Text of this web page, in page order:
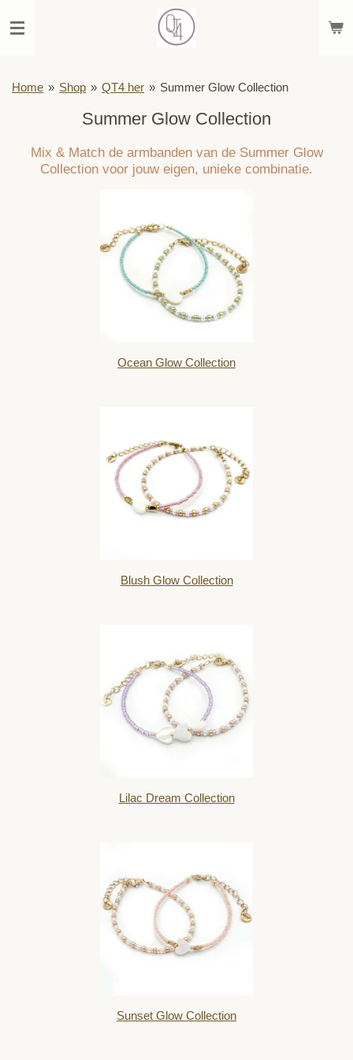
direct
hoofdinhoud
Home » Shop » QT4 her » Summer Glow Collection
Summer Glow Collection
Mix & Match de armbanden van de Summer Glow
Collection voor jouw eigen, unieke combinatie.
Ocean Glow Collection
Blush Glow Collection
Lilac Dream Collection
Sunset Glow Collection